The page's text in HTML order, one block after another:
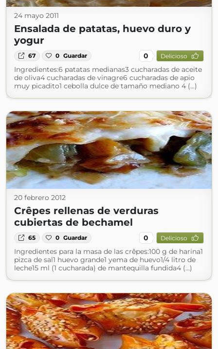
24 mayo 2011
Ensalada de patatas, huevo duro y
yogur
67 0 Guardar 0 Delicioso
Ingredientes:6 patatas medianas3 cucharadas de aceite
de oliva4 cucharadas de vinagre6 cucharadas de apio
muy picadito1 cebolla dulce de tamaño mediano 4 (...)
20 febrero 2012
Crêpes rellenas de verduras
cubiertas de bechamel
65 0 Guardar 0 Delicioso
Ingredientes para la masa de las crêpes:100 g de harina1
pizca de sal1 huevo grande1 yema de huevo1/4 litro de
leche15 ml (1 cucharada) de mantequilla fundida4 (...)